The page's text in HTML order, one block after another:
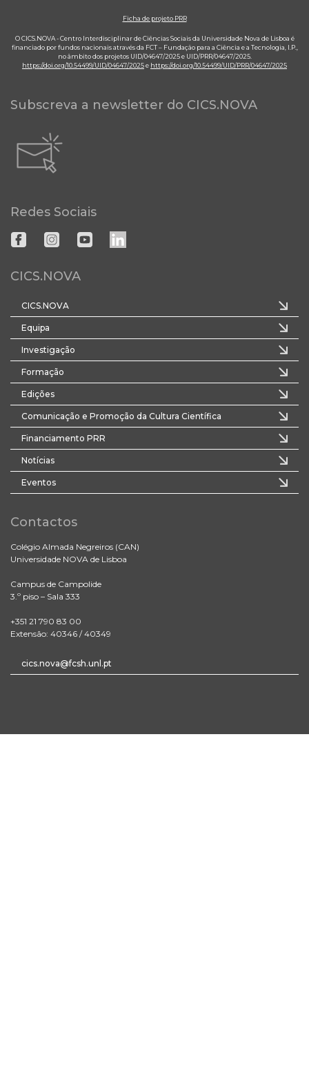
Ficha de projeto PRR
O CICS.NOVA - Centro Interdisciplinar de Ciências Sociais da Universidade Nova de Lisboa é
financiado por fundos nacionais através da FCT – Fundação para a Ciência e a Tecnologia, I.P.,
no âmbito dos projetos UID/04647/2025 e UID/PRR/04647/2025.
https://doi.org/10.54499/UID/04647/2025e https://doi.org/10.54499/UID/PRR/04647/2025
Subscreva a newsletter do CICS.NOVA
Redes Sociais
CICS.NOVA
CICS.NOVA
Equipa
Investigação
Formação
Edições
Comunicação e Promoção da Cultura Científica
Financiamento PRR
Notícias
Eventos
Contactos
Colégio Almada Negreiros (CAN)
Universidade NOVA de Lisboa
Campus de Campolide
3.º piso – Sala 333
+351 21 790 83 00
Extensão: 40346 / 40349
cics.nova@fcsh.unl.pt